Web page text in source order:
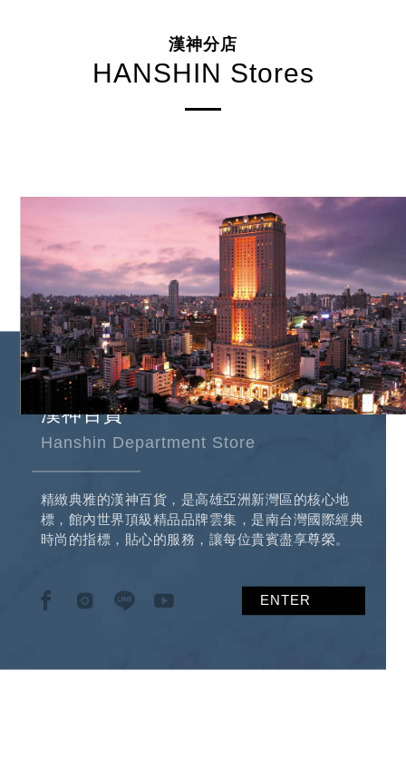
漢神分店
HANSHIN Stores
漢神百貨
Hanshin Department Store
精緻典雅的漢神百貨，是高雄亞洲新灣區的核心地
標，館內世界頂級精品品牌雲集，是南台灣國際經典
時尚的指標，貼心的服務，讓每位貴賓盡享尊榮。
ENTER